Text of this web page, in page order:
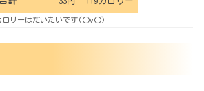
ロリーはだいたいです(〇v〇)